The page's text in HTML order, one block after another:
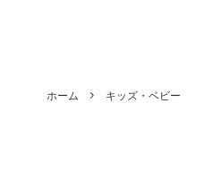
ホーム キッズ・ベビー